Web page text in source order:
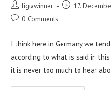
Post
author:
ligiawinner
Post17.
Post0 Comments
I think here in Germany we
according to what is said in
it is never too much to hear